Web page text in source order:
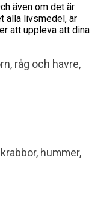
även om det är
alla livsmedel, är
att uppleva att dina
råg och havre,
hummer,